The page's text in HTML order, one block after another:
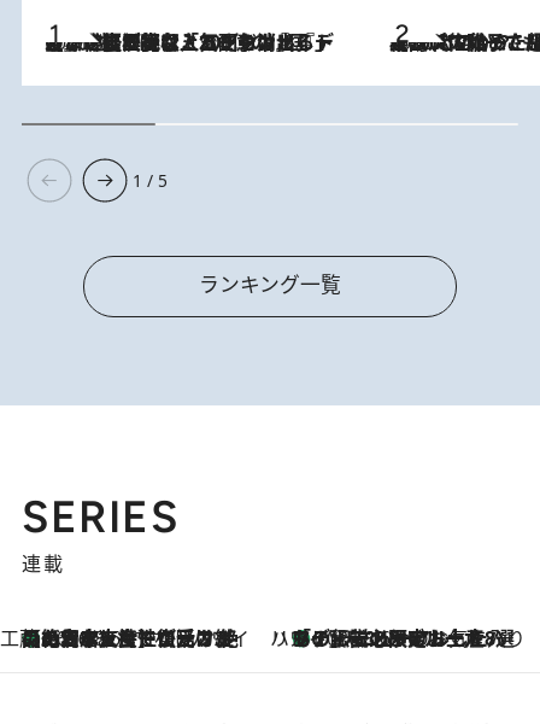
2026.8.5
【なぜ吉沢亮は「気配を消せる」のか？】興行収入208億の『国宝』を経て挑むミュージカル『ディア・エヴァン・ハンセン』。トップ俳優が舞台上でさらけ出した“孤独”とは 2026.8.5
【阿川佐和子さんの年とる力】なぜ70代で始めた趣味は“こんなに楽しい”のか？ ピアノ、俳句…スランプに陥っても続けられる“ある秘訣”とは
1 / 5
ランキング一覧
SERIES
連載
工藤まやのおもてなしハワイ
2026.8.6
【ハワイ土産】ローカルの絶大な支持で復活！ 絶品の幻クッキー《元ファンの日本人女性が受け継いだ名店》 ハワイ賢者 リサのお気に入りリスト2026.8.6
あの伝説の限定トートも！ リニューアルした「ディーン＆デルーカ ハワイ」で必須のお土産8選